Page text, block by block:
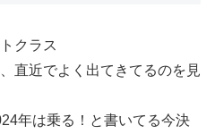
クラス
直近でよく出てきてるのを見
年は乗る！と書いてる今決